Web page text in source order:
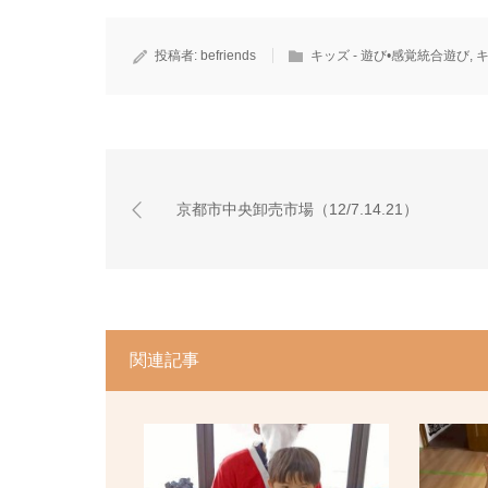
投稿者: befriends キッズ - 遊び•感覚統合遊び,
京都市中央卸売市場（12/7.14.21）
関連記事